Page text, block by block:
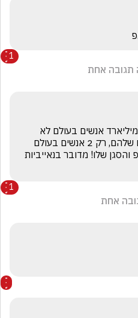
1
תגובה אחת
1
אחת